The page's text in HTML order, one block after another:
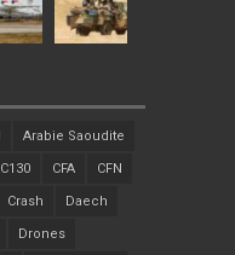
Arabie Saoudite
C130 CFA CFN
Crash Daech
Drones